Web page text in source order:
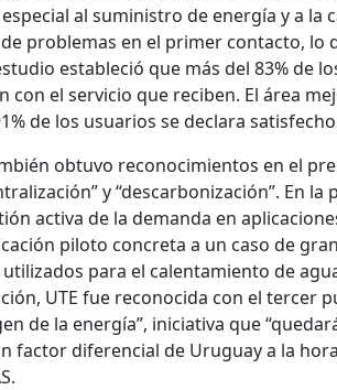
al suministro de energía y a la
problemas en el primer contacto, lo
estableció que más del 83% de
con el servicio que reciben. El área
de los usuarios se declara
obtuvo reconocimientos en el
y “descarbonización”. En
activa de la demanda en
piloto concreta a un caso de
para el calentamiento de
UTE fue reconocida con el tercer
de la energía”, iniciativa que
factor diferencial de Uruguay a la